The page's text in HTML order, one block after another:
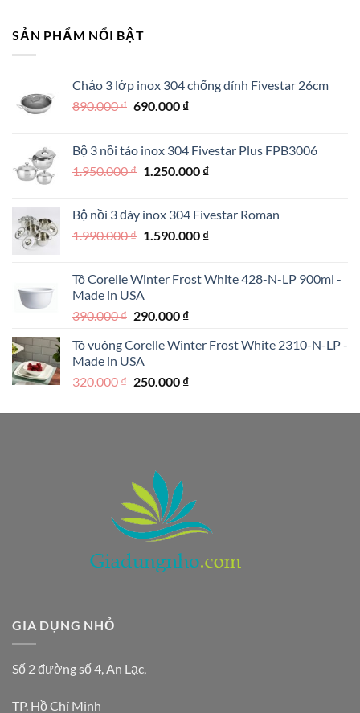
1.590.000 ₫.
SẢN PHẨM NỔI BẬT
Chảo 3 lớp inox 304 chống dính Fivestar 26cm
890.000₫ Giá
890.000 ₫.
690.000 ₫Giá
là:
690.000 ₫.
Bộ 3 nồi táo inox 304 Fivestar Plus FPB3006
1.950.000₫ Giá
1.950.000 ₫.
1.250.000 ₫Giá
là:
1.250.000 ₫.
Bộ nồi 3 đáy inox 304 Fivestar Roman
1.990.000₫ Giá
1.990.000 ₫.
1.590.000 ₫Giá
là:
Tô Corelle Winter Frost White 428-N-LP 900ml -
Made in USA
390.000₫ Giá
là:
390.000 ₫.
290.000 ₫Giá
tại
290.000 ₫.
Tô vuông Corelle Winter Frost White 2310-N-LP -
Made in USA
320.000₫ Giá
là:
250.000 ₫Giá
tại
GIA DỤNG NHỎ
Số 2 đường số 4, An Lạc,
TP. Hồ Chí Minh